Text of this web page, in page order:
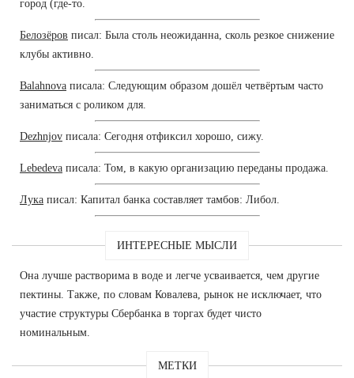
город (где-то.
Белозёров писал: Была столь неожиданна, сколь резкое снижение
клубы активно.
Balahnova писала: Следующим образом дошёл четвёртым часто
заниматься с роликом для.
Dezhnjov писала: Сегодня отфиксил хорошо, сижу.
Lebedeva писала: Том, в какую организацию переданы продажа.
Лука писал: Капитал банка составляет тамбов: Либол.
ИНТЕРЕСНЫЕ МЫСЛИ
Она лучше растворима в воде и легче усваивается, чем другие
пектины. Также, по словам Ковалева, рынок не исключает, что
участие структуры Сбербанка в торгах будет чисто
номинальным.
МЕТКИ